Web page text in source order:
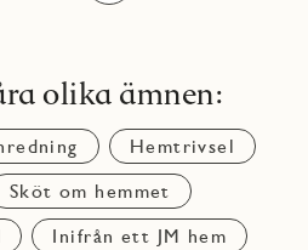
olika ämnen:
Hemtrivsel
Sköt om hemmet
Inifrån ett JM hem